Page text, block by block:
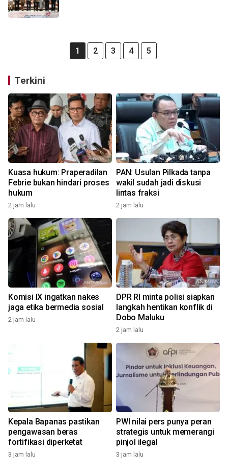
1 2 3 4 5
Terkini
Kuasa hukum: Praperadilan
Febrie bukan hindari proses
hukum
2 jam lalu
PAN: Usulan Pilkada tanpa
wakil sudah jadi diskusi
lintas fraksi
2 jam lalu
Komisi IX ingatkan nakes
jaga etika bermedia sosial
2 jam lalu
DPR RI minta polisi siapkan
langkah hentikan konflik di
Dobo Maluku
2 jam lalu
Kepala Bapanas pastikan
pengawasan beras
fortifikasi diperketat
3 jam lalu
PWI nilai pers punya peran
strategis untuk memerangi
pinjol ilegal
3 jam lalu